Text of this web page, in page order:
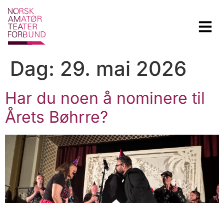
Dag: 29. mai 2026
Har du noen å nominere til
Årets Bøhrre?